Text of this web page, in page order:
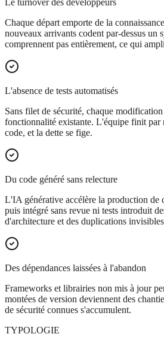
Chaque départ emporte de la
nouveaux arrivants codent par-dessus un
comprennent pas entièrement, ce qui
L'absence de tests automatisés
Sans filet de sécurité, chaque modification
fonctionnalité existante. L'équipe finit par
code, et la dette se fige.
Du code généré sans relecture
L'IA générative accélère la production de
puis intégré sans revue ni tests introduit
d'architecture et des duplications
Des dépendances laissées à l'abandon
Frameworks et librairies non mis à jour
montées de version deviennent des
de sécurité connues s'accumulent.
TYPOLOGIE